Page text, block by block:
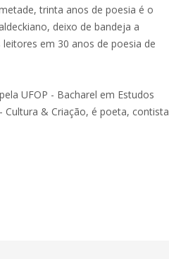
trinta anos de poesia é o
deixo de bandeja a
em 30 anos de poesia de
UFOP - Bacharel em Estudos
Cultura & Criação, é poeta, contista